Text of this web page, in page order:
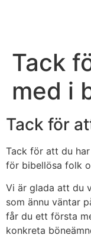
Tack
med i
Tack för
Tack för att du
för bibellösa folk
Vi är glada att du
som ännu väntar
får du ett första
konkreta